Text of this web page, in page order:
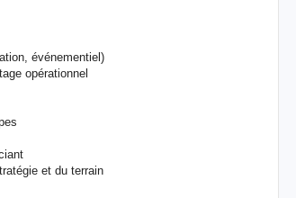
événementiel)
opérationnel
et du terrain